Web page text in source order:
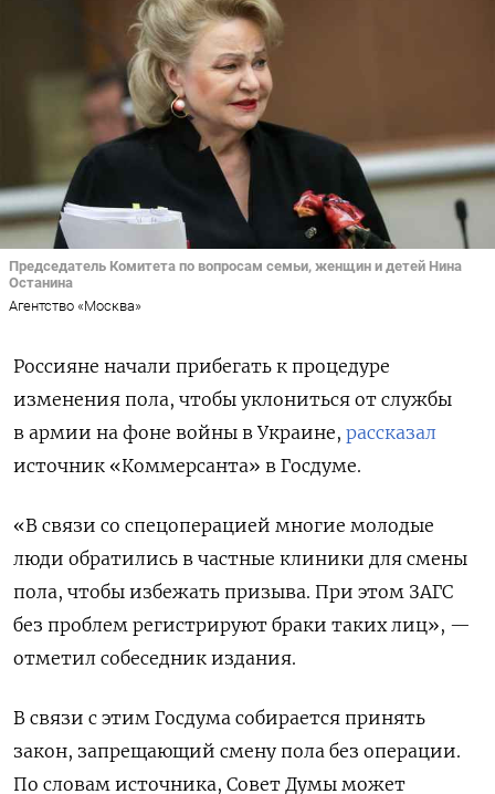
Председатель Комитета по вопросам семьи, женщин и детей Нина
Останина
Агентство «Москва»
Россияне начали прибегать к процедуре
изменения пола, чтобы уклониться от службы
в армии на фоне войны в Украине, рассказал
источник «Коммерсанта» в Госдуме.
«В связи со спецоперацией многие молодые
люди обратились в частные клиники для смены
пола, чтобы избежать призыва. При этом ЗАГС
без проблем регистрируют браки таких лиц», —
отметил собеседник издания.
В связи с этим Госдума собирается принять
закон, запрещающий смену пола без операции.
По словам источника, Совет Думы может